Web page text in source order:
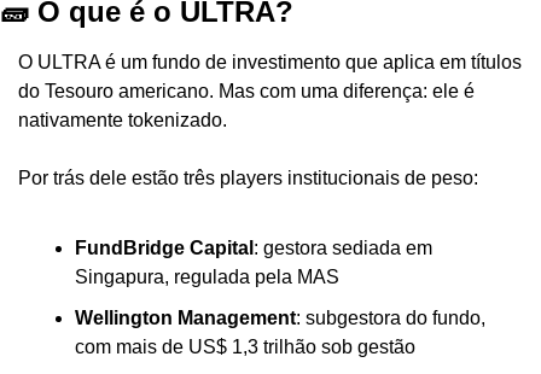
🧱 O que é o ULTRA?
O ULTRA é um fundo de investimento que aplica em títulos
do Tesouro americano. Mas com uma diferença: ele é
nativamente tokenizado.
Por trás dele estão três players institucionais de peso:
FundBridge Capital : gestora sediada em
Singapura, regulada pela MAS
Wellington Management: subgestora do fundo,
com mais de US$ 1,3 trilhão sob gestão